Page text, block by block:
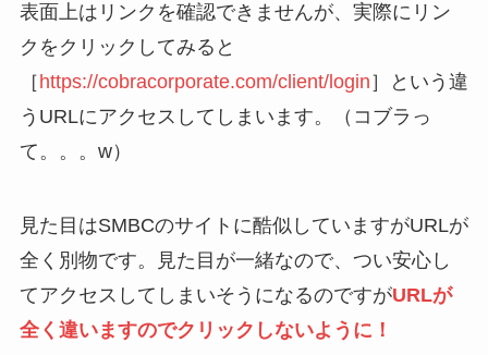
表面上はリンクを確認できませんが、実際にリン
クをクリックしてみると
［ https://cobracorporate.com/client/login］という違
うURLにアクセスしてしまいます。（コブラっ
て。。。w）
見た目はSMBCのサイトに酷似していますがURLが
全く別物です。見た目が一緒なので、つい安心し
てアクセスしてしまいそうになるのですがURLが
全く違いますのでクリックしないように！